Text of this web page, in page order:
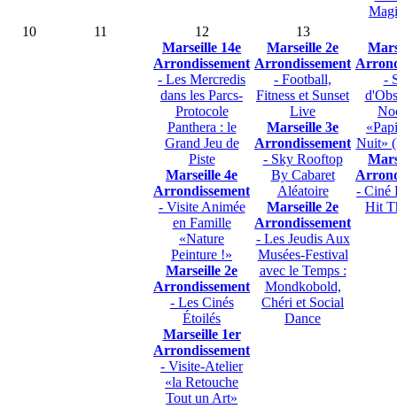
10
11
12
Marseille 14e
Arrondissement
- Les Mercredis
dans les Parcs-
Protocole
Panthera : le
Grand Jeu de
Piste
Marseille 4e
Arrondissement
- Visite Animée
en Famille
«Nature
Peinture !»
Marseille 2e
Arrondissement
- Les Cinés
Étoilés
Marseille 1er
Arrondissement
- Visite-Atelier
«la Retouche
Tout un Art»
13
Marseille 2e
Arrondissement
- Football,
Fitness et Sunset
Live
Marseille 3e
Arrondissement
- Sky Rooftop
By Cabaret
Aléatoire
Marseille 2e
Arrondissement
- Les Jeudis Aux
Musées-Festival
avec le Temps :
Mondkobold,
Chéri et Social
Dance
-
Nuit»
- Ciné
Hit